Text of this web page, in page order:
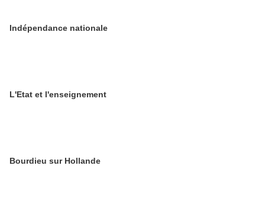
Indépendance nationale
L'Etat et l'enseignement
Bourdieu sur Hollande